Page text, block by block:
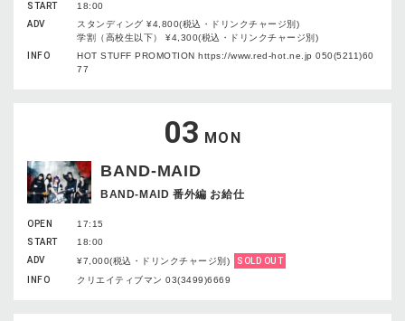
START
18:00
ADV
スタンディング ¥4,800(税込・ドリンクチャージ別)
学割（高校生以下） ¥4,300(税込・ドリンクチャージ別)
INFO
HOT STUFF PROMOTION https://www.red-hot.ne.jp 050(5211)60
77
03 MON
BAND-MAID
BAND-MAID 番外編 お給仕
OPEN
17:15
START
18:00
ADV
¥7,000(税込・ドリンクチャージ別)
SOLD OUT
INFO
クリエイティブマン 03(3499)6669